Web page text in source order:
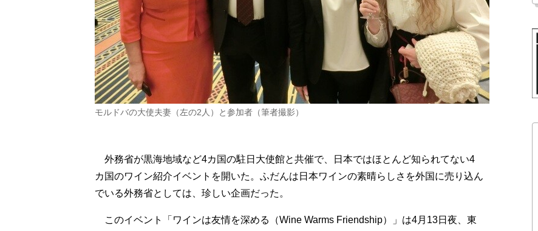
モルドバの大使夫妻（左の2人）と参加者（筆者撮影）
外務省が黒海地域など4カ国の駐日大使館と共催で、日本ではほとんど知られてない4
カ国のワイン紹介イベントを開いた。ふだんは日本ワインの素晴らしさを外国に売り込ん
でいる外務省としては、珍しい企画だった。
このイベント「ワインは友情を深める（Wine Warms Friendship）」は4月13日夜、東